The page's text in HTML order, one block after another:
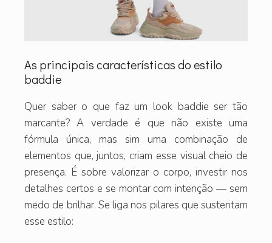
As principais características do estilo
baddie
Quer saber o que faz um look baddie ser tão
marcante? A verdade é que não existe uma
fórmula única, mas sim uma combinação de
elementos que, juntos, criam esse visual cheio de
presença. É sobre valorizar o corpo, investir nos
detalhes certos e se montar com intenção — sem
medo de brilhar. Se liga nos pilares que sustentam
esse estilo: